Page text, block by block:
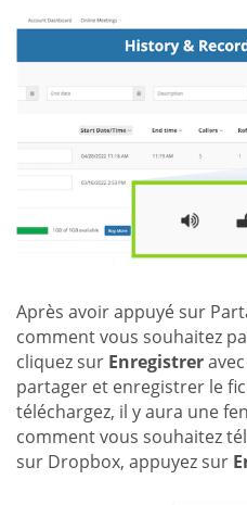
Après avoir appuyé sur
comment vous souhaitez
cliquez sur Enregistrer
partager et enregistrer le
téléchargez, il y aura une
comment vous souhaitez
sur Dropbox, appuyez sur